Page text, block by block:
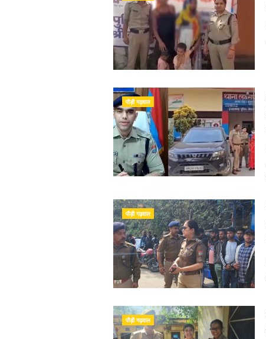
पौड़ी गढ़वाल
पौड़ी गढ़वाल
पौड़ी गढ़वाल